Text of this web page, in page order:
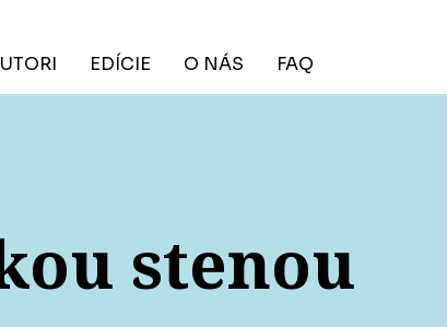
EDÍCIE O NÁS FAQ
stenou